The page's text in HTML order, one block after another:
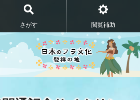
さがす 閲覧補助